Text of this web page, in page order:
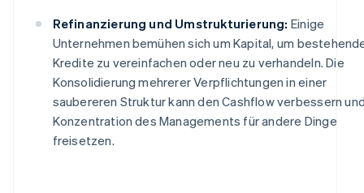
Refinanzierung und Umstrukturierung: Einige
Unternehmen bemühen sich um Kapital, um
Kredite zu vereinfachen oder neu zu verhandeln. Die
Konsolidierung mehrerer Verpflichtungen in einer
saubereren Struktur kann den Cashflow verbessern
Konzentration des Managements für andere Dinge
freisetzen.